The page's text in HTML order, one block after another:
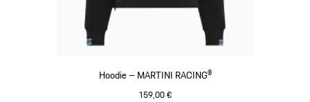
Hoodie – MARTINI RACING®
159,00 €